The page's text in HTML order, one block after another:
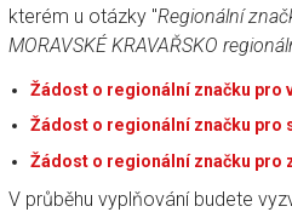
kterém u otázky "Regionální
MORAVSKÉ KRAVAŘSKO
Žádost o regionální značku pro
Žádost o regionální značku pro
Žádost o regionální značku pro
V průběhu vyplňování budete